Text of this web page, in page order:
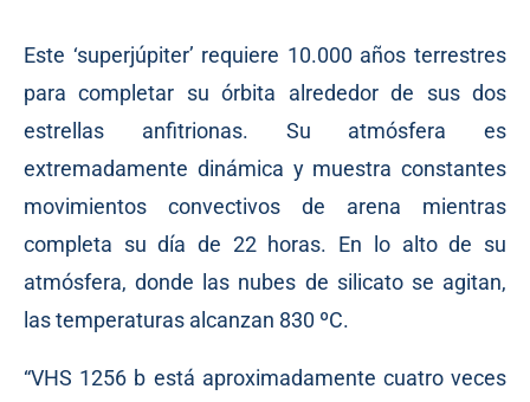
Este ‘superjúpiter’ requiere 10.000 años terrestres
para completar su órbita alrededor de sus dos
estrellas anfitrionas. Su atmósfera es
extremadamente dinámica y muestra constantes
movimientos convectivos de arena mientras
completa su día de 22 horas. En lo alto de su
atmósfera, donde las nubes de silicato se agitan,
las temperaturas alcanzan 830 ºC.
“VHS 1256 b está aproximadamente cuatro veces